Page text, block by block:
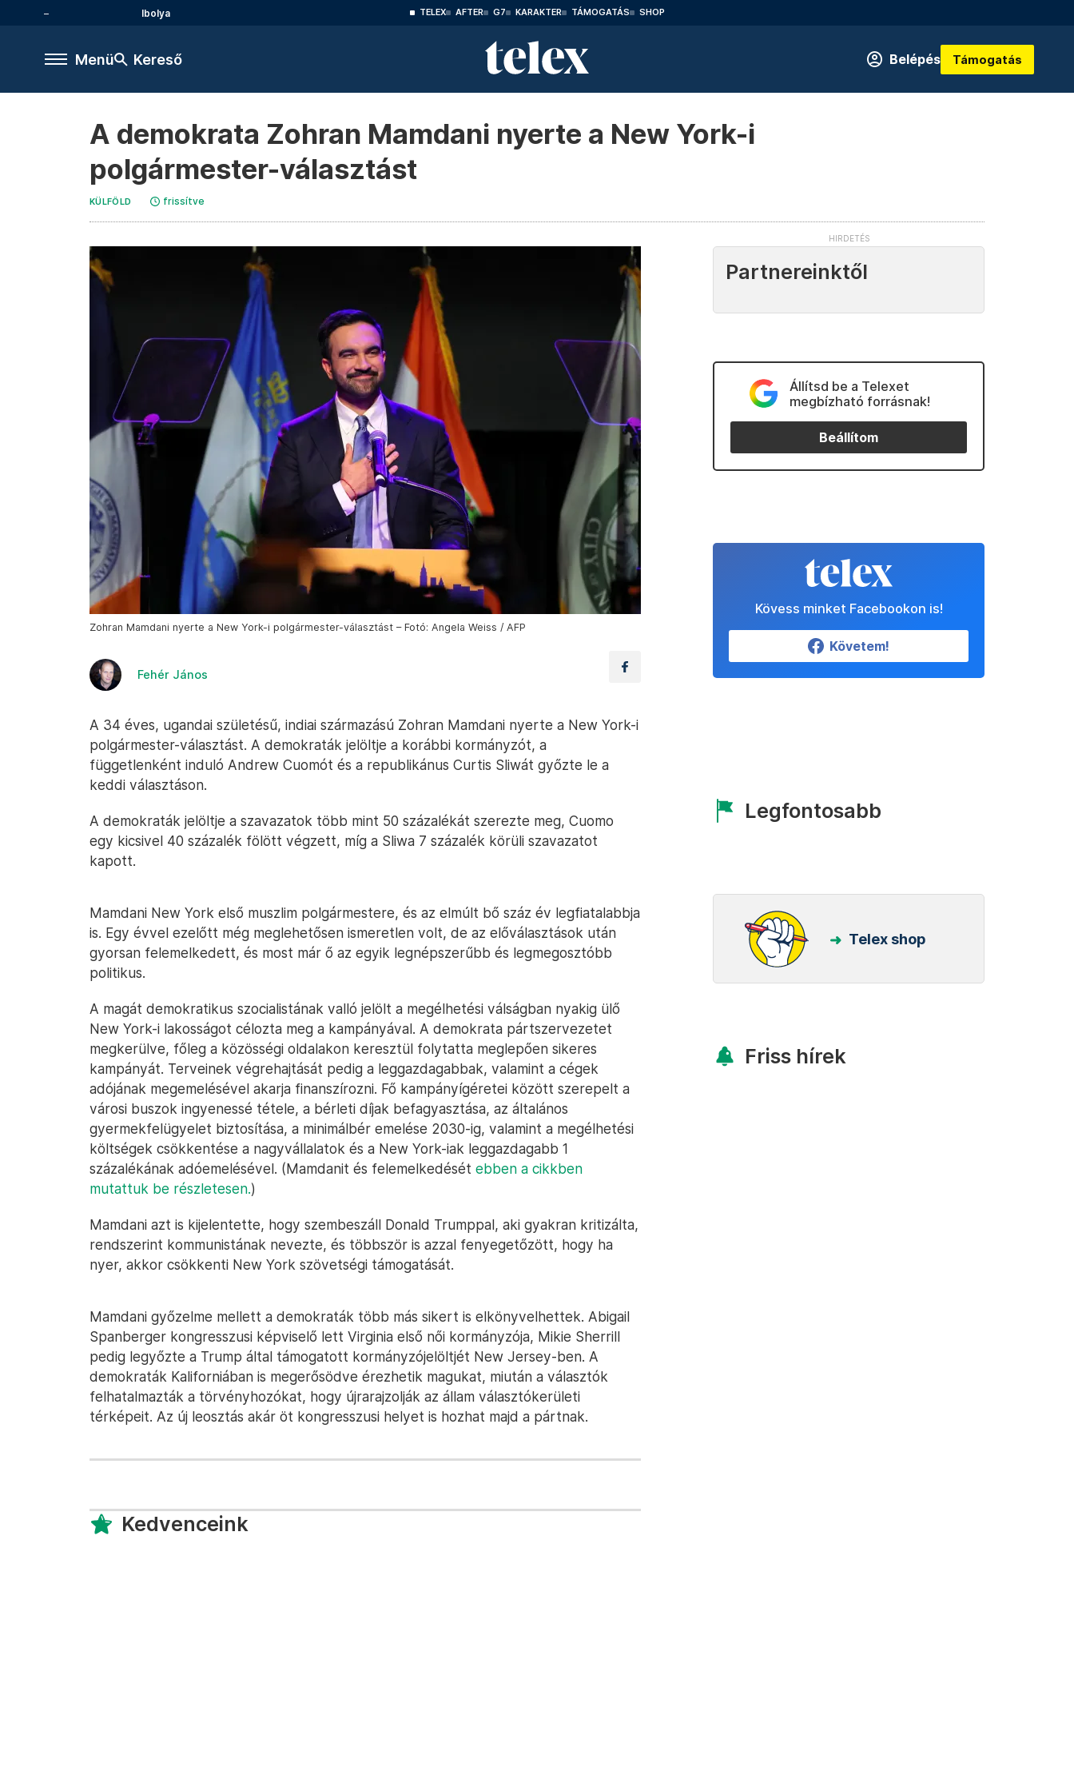
Ibolya TELEX AFTER G7 KARAKTER TÁMOGATÁS SHOP
Menü Kereső Belépés Támogatás
A demokrata Zohran Mamdani nyerte a New York-i
polgármester-választást
KÜLFÖLD frissítve
Zohran Mamdani nyerte a New York-i polgármester-választást – Fotó: Angela Weiss / AFP
Fehér János
A 34 éves, ugandai születésű, indiai származású Zohran Mamdani nyerte a New York-i
polgármester-választást. A demokraták jelöltje a korábbi kormányzót, a
függetlenként induló Andrew Cuomót és a republikánus Curtis Sliwát győzte le a
keddi választáson.
A demokraták jelöltje a szavazatok több mint 50 százalékát szerezte meg, Cuomo
egy kicsivel 40 százalék fölött végzett, míg a Sliwa 7 százalék körüli szavazatot
kapott.
Mamdani New York első muszlim polgármestere, és az elmúlt bő száz év legfiatalabbja
is. Egy évvel ezelőtt még meglehetősen ismeretlen volt, de az előválasztások után
gyorsan felemelkedett, és most már ő az egyik legnépszerűbb és legmegosztóbb
politikus.
A magát demokratikus szocialistának valló jelölt a megélhetési válságban nyakig ülő
New York-i lakosságot célozta meg a kampányával. A demokrata pártszervezetet
megkerülve, főleg a közösségi oldalakon keresztül folytatta meglepően sikeres
kampányát. Terveinek végrehajtását pedig a leggazdagabbak, valamint a cégek
adójának megemelésével akarja finanszírozni. Fő kampányígéretei között szerepelt a
városi buszok ingyenessé tétele, a bérleti díjak befagyasztása, az általános
gyermekfelügyelet biztosítása, a minimálbér emelése 2030-ig, valamint a megélhetési
költségek csökkentése a nagyvállalatok és a New York-iak leggazdagabb 1
százalékának adóemelésével. (Mamdanit és felemelkedését ebben a cikkben
mutattuk be részletesen.)
Mamdani azt is kijelentette, hogy szembeszáll Donald Trumppal, aki gyakran kritizálta,
rendszerint kommunistának nevezte, és többször is azzal fenyegetőzött, hogy ha
nyer, akkor csökkenti New York szövetségi támogatását.
Mamdani győzelme mellett a demokraták több más sikert is elkönyvelhettek. Abigail
Spanberger kongresszusi képviselő lett Virginia első női kormányzója, Mikie Sherrill
pedig legyőzte a Trump által támogatott kormányzójelöltjét New Jersey-ben. A
demokraták Kaliforniában is megerősödve érezhetik magukat, miután a választók
felhatalmazták a törvényhozókat, hogy újrarajzolják az állam választókerületi
térképeit. Az új leosztás akár öt kongresszusi helyet is hozhat majd a pártnak.
Kedvenceink
Partnereinktől
Állítsd be a Telexet
megbízható forrásnak!
Beállítom
Kövess minket Facebookon is!
Követem!
Legfontosabb
Telex shop
Friss hírek